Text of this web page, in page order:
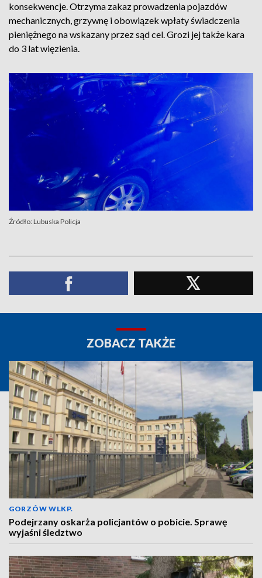
konsekwencje. Otrzyma zakaz prowadzenia pojazdów
mechanicznych, grzywnę i obowiązek wpłaty świadczenia
pieniężnego na wskazany przez sąd cel. Grozi jej także kara
do 3 lat więzienia.
Źródło: Lubuska Policja
ZOBACZ TAKŻE
GORZÓW WLKP.
Podejrzany oskarża policjantów o pobicie. Sprawę
wyjaśni śledztwo